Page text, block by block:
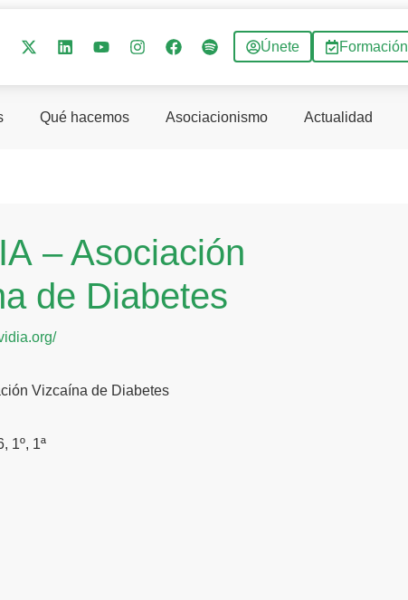
Únete Formación
Qué hacemos Asociacionismo Actualidad
– Asociación
de Diabetes
Vizcaína de Diabetes
1º, 1ª